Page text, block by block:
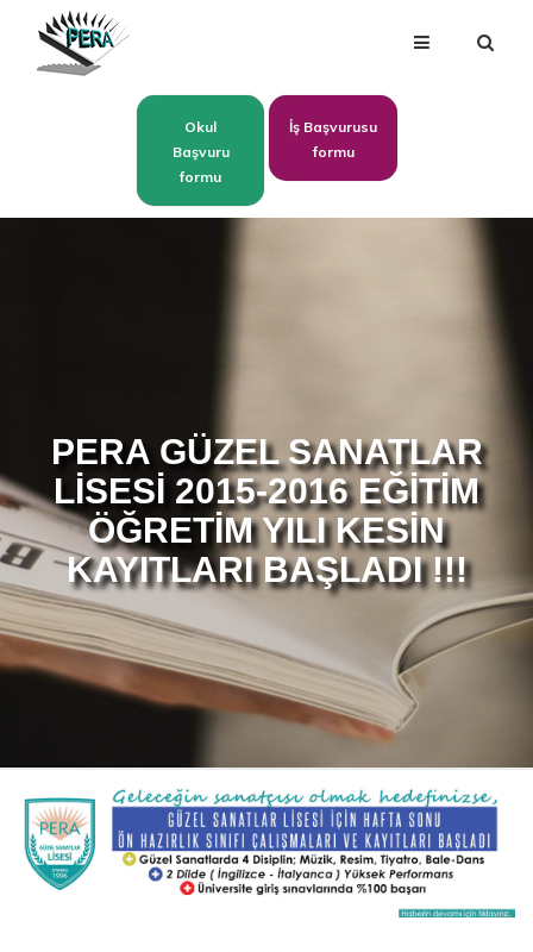
İş Başvurusu
formu
Okul
Başvuru
formu
PERA GÜZEL SANATLAR
LİSESİ 2015-2016 EĞİTİM
ÖĞRETİM YILI KESİN
KAYITLARI BAŞLADI !!!